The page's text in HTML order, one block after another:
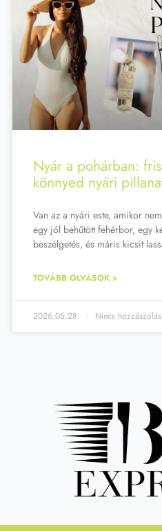
Nyár a pohárban:
könnyed nyári
Van az a nyári este, amikor
egy jól behűtött fehérbor, egy
beszélgetés, és máris kicsit
TOVÁBB OLVASOK »
2026.05.28. Nincs hozzászólás